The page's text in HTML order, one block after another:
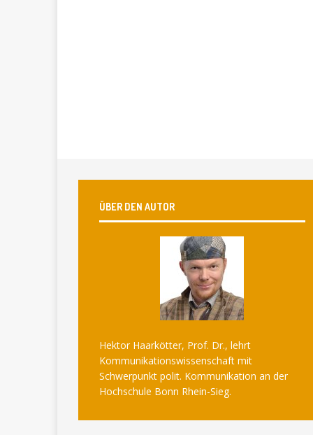
ÜBER DEN AUTOR
Hektor Haarkötter, Prof. Dr., lehrt
Kommunikationswissenschaft mit
Schwerpunkt polit. Kommunikation an der
Hochschule Bonn Rhein-Sieg.